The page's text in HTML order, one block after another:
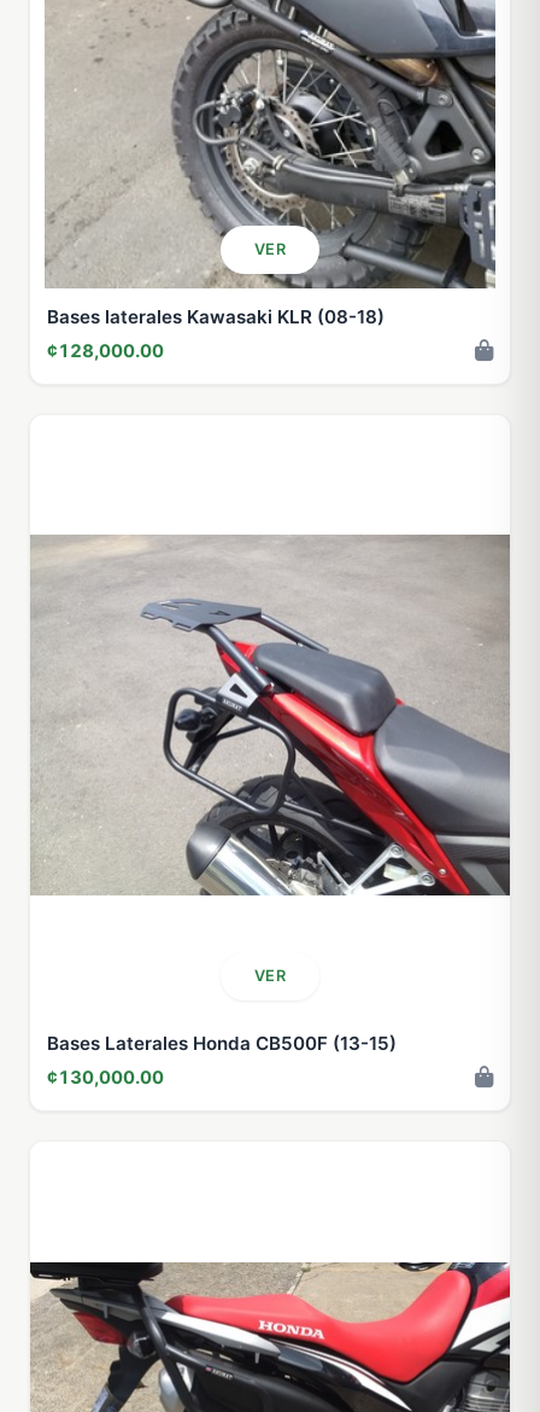
VER
Bases laterales Kawasaki KLR (08-18)
¢128,000.00
VER
Bases Laterales Honda CB500F (13-15)
¢130,000.00